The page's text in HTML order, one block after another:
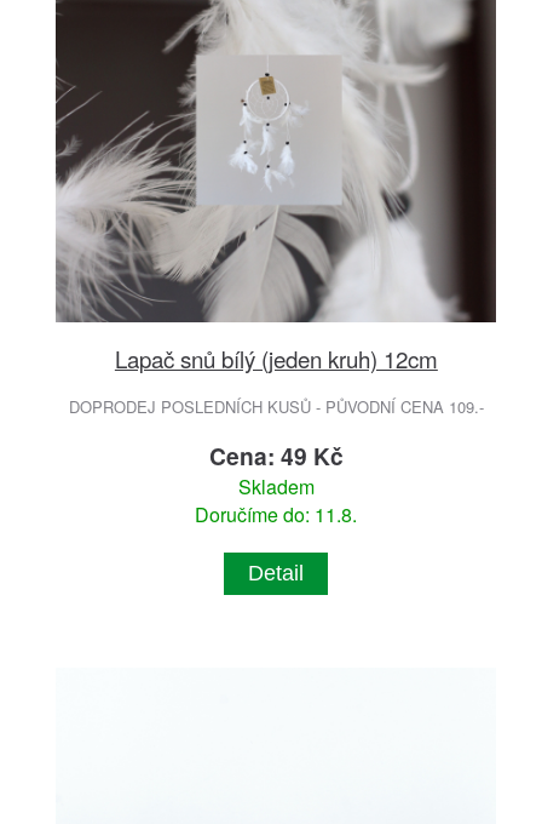
Lapač snů bílý (jeden kruh) 12cm
DOPRODEJ POSLEDNÍCH KUSŮ - PŮVODNÍ CENA 109.-
Cena: 49 Kč
Skladem
Doručíme do: 11.8.
Detail